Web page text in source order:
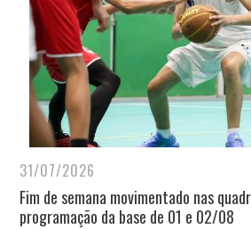
31/07/2026
Fim de semana movimentado nas
programação da base de 01 e 02/08